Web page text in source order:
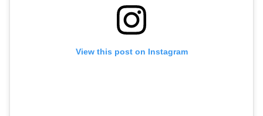
View this post on Instagram